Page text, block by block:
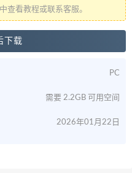
查看教程或联系客服。
下载
PC
需要 2.2GB 可用空间
2026年01月22日